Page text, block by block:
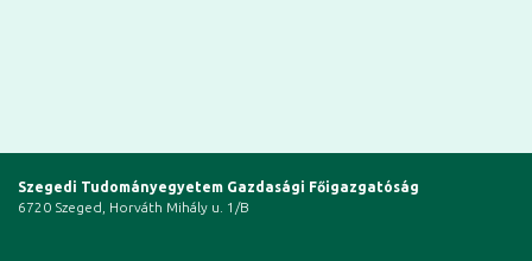
Szegedi Tudományegyetem Gazdasági Főigazgatóság
6720 Szeged, Horváth Mihály u. 1/B